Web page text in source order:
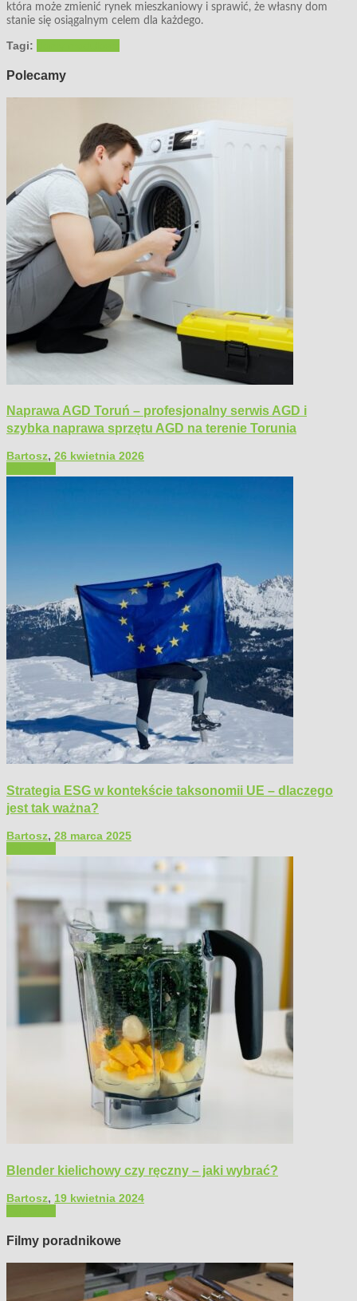
która może zmienić rynek mieszkaniowy i sprawić, że własny dom
stanie się osiągalnym celem dla każdego.
Tagi:
Polecamy
Naprawa AGD Toruń – profesjonalny serwis AGD i
szybka naprawa sprzętu AGD na terenie Torunia
Bartosz, 26 kwietnia 2026
Strategia ESG w kontekście taksonomii UE – dlaczego
jest tak ważna?
Bartosz, 28 marca 2025
Blender kielichowy czy ręczny – jaki wybrać?
Bartosz, 19 kwietnia 2024
Filmy poradnikowe